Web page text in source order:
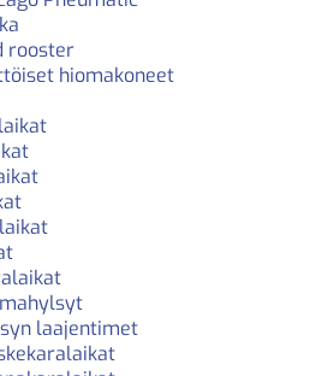
rooster
hiomakoneet
laajentimet